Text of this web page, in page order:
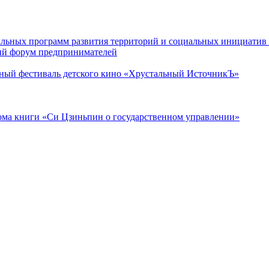
программ развития территорий и социальных
форум предпринимателей
фестиваль детского кино «Хрустальный ИсточникЪ»
книги «Си Цзиньпин о государственном управлении»